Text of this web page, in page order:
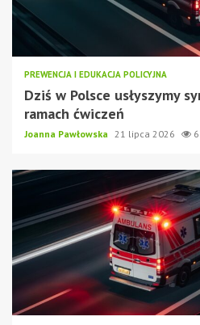
PREWENCJA I EDUKACJA POLICYJNA
Dziś w Polsce usłyszymy
ramach ćwiczeń
Joanna Pawłowska 21 lipca 2026